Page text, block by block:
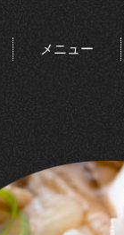
メニュー